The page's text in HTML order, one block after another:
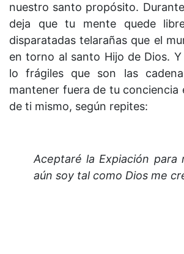
nuestro santo propósito.
deja que tu mente quede
disparatadas telarañas que el
en torno al santo Hijo de Dios.
lo frágiles que son las
mantener fuera de tu conciencia
de ti mismo, según repites:
Aceptaré la Expiación para
aún soy tal como Dios me